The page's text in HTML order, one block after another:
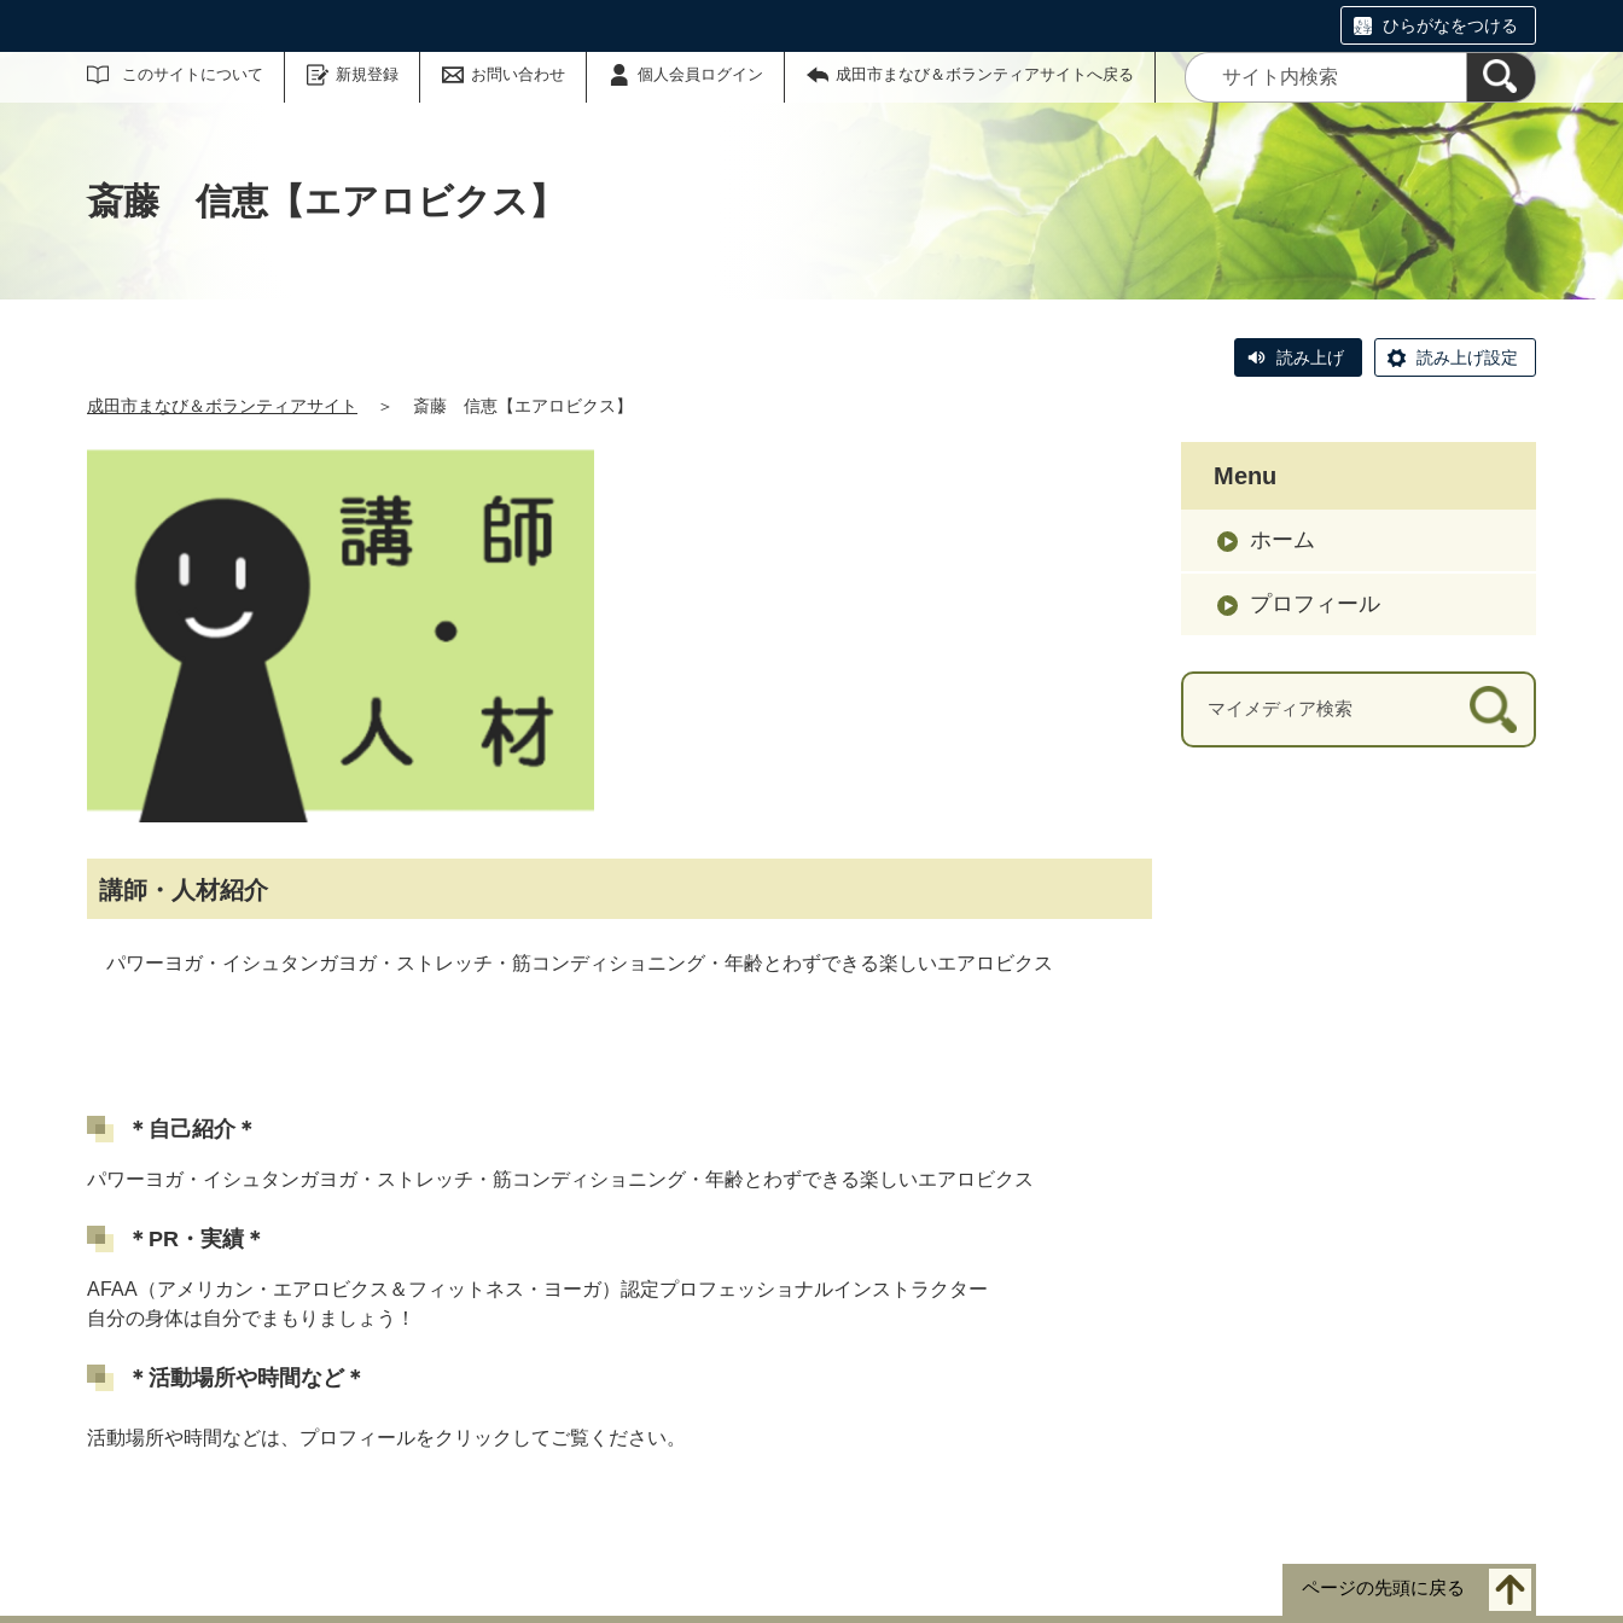
ひらがなをつける
このサイトについて 新規登録 お問い合わせ 個人会員ログイン 成田市まなび＆ボランティアサイトへ戻る
サイト内検索
斎藤 信恵【エアロビクス】
読み上げ 読み上げ設定
成田市まなび＆ボランティアサイト ＞ 斎藤 信恵【エアロビクス】
講師・人材紹介
パワーヨガ・イシュタンガヨガ・ストレッチ・筋コンディショニング・年齢とわずできる楽しいエアロビクス
＊自己紹介＊
パワーヨガ・イシュタンガヨガ・ストレッチ・筋コンディショニング・年齢とわずできる楽しいエアロビクス
＊PR・実績＊
AFAA（アメリカン・エアロビクス＆フィットネス・ヨーガ）認定プロフェッショナルインストラクター
自分の身体は自分でまもりましょう！
＊活動場所や時間など＊
活動場所や時間などは、プロフィールをクリックしてご覧ください。
Menu
ホーム
プロフィール
ページの先頭に戻る